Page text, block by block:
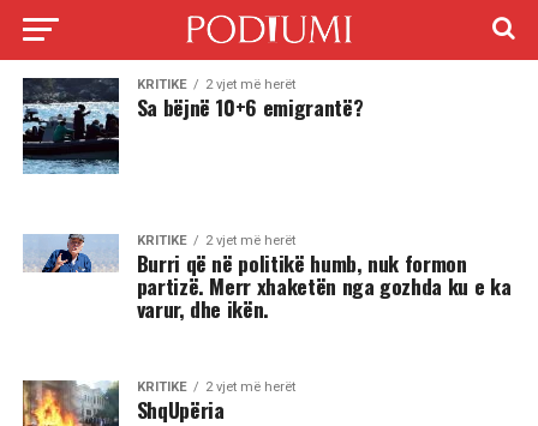
KRITIKE 2 vjet më herët
Sa bëjnë 10+6 emigrantë?
KRITIKE 2 vjet më herët
Burri që në politikë humb, nuk formon
partizë. Merr xhaketën nga gozhda ku e ka
varur, dhe ikën.
KRITIKE 2 vjet më herët
ShqUpëria